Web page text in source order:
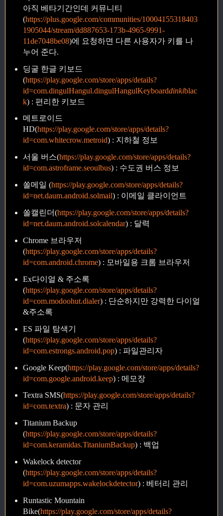
아직 베타기간인데 커뮤니티
(https://plus.google.com/communities/10004155318403
1905044/stream/dd887653-173b-4965-9991-
11de7048be08)에 요청하면 다른 사용자가 키를 나
누어 준다.
딩굴 한글 키보드
(https://play.google.com/store/apps/details?
id=com.dingulHangul.dingulHangulKeyboarddinkiblac
k) : 편리한 키보드
메트로이드
HD(https://play.google.com/store/apps/details?
id=com.whitecrow.metroid) : 지하철 정보
서울 버스(https://play.google.com/store/apps/details?
id=com.astroframe.seoulbus) : 수도권 버스 정보
쏠메일 (https://play.google.com/store/apps/details?
id=net.daum.android.solmail) : 이메일 클라이언트
쏠캘린더(https://play.google.com/store/apps/details?
id=net.daum.android.solcalendar) : 달력
Chrome 브라우저
(https://play.google.com/store/apps/details?
id=com.android.chrome) : 모바일용 크롬 브라우저
Ex다이얼 & 주소록
(https://play.google.com/store/apps/details?
id=com.modoohut.dialer) : 단순하지만 강력한 다이얼
&주소록
ES 파일 탐색기
(https://play.google.com/store/apps/details?
id=com.estrongs.android.pop) : 파일관리자
Google Keep(https://play.google.com/store/apps/details?
id=com.google.android.keep) : 메모장
Textra SMS(https://play.google.com/store/apps/details?
id=com.textra) : 문자 관리
Titanium Backup
(https://play.google.com/store/apps/details?
id=com.keramidas.TitaniumBackup) : 백업
Wakelock detector
(https://play.google.com/store/apps/details?
id=com.uzumapps.wakelockdetector) : 베터리 관리
Runtastic Mountain
Bike(https://play.google.com/store/apps/details?